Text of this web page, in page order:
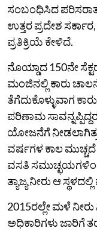
ಸಂಬಂಧಿಸಿದ
ಉತ್ತರ ಪ್ರದೇಶ
ಪ್ರತಿಕ್ರಿಯೆ ಕೇಳಿದೆ.
ನೊಯ್ಡಾದ 150ನೇ
ಮಂಜಿನಲ್ಲಿ ಕಾರು
ತೆಗೆದುಕೊಳ್ಳುವಾಗ
ಪರಿಣಾಮ
ಯೋಜನೆಗೆ
ವರ್ಷಗಳ ಕಾಲ ಮುಚ್ಚದೆ
ವಸತಿ
ತ್ಯಾಜ್ಯ ನೀರು ಆ
2015ರಲ್ಲೇ ಮಳೆ
ಅಧಿಕಾರಿಗಳು ಜಾರಿಗೆ